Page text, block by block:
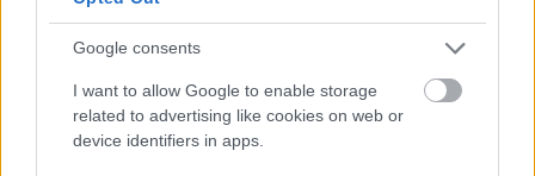
Google consents
I want to allow Google to enable storage
related to advertising like cookies on web or
device identifiers in apps.
igazából semmi újdonsággal nem szolgált, de az
ismerős elemeket remekül hozta. Ez a kritika először
a Recorder magazin 85. számában jelent meg.